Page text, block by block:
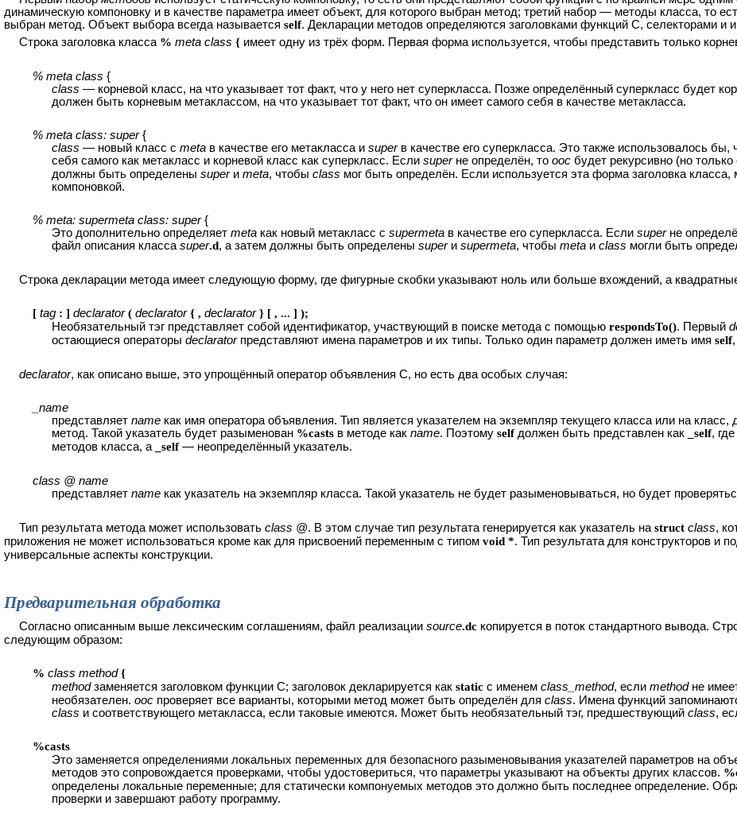
динамическую компоновку и в качестве параметра имеет объект, для которого выбран метод; третий набор — методы класса, то
выбран метод. Объект выбора всегда называется self. Декларации методов определяются заголовками функций C, селекторами и
Строка заголовка класса % meta class { имеет одну из трёх форм. Первая форма используется, чтобы представить только
% meta class {
class — корневой класс, на что указывает тот факт, что у него нет суперкласса. Позже определённый суперкласс будет
должен быть корневым метаклассом, на что указывает тот факт, что он имеет самого себя в качестве метакласса.
% meta class: super{
class — новый класс с meta в качестве его метакласса и superв качестве его суперкласса. Это также использовалось
себя самого как метакласс и корневой класс как суперкласс. Если superне определён, то ooc будет рекурсивно (но
должны быть определены superи meta, чтобы class мог быть определён. Если используется эта форма заголовка
компоновкой.
% meta: supermeta class: super{
Это дополнительно определяет meta как новый метакласс с supermeta в качестве его суперкласса. Если superне
файл описания класса super.d, а затем должны быть определены superи supermeta, чтобы meta и class могли быть
Строка декларации метода имеет следующую форму, где фигурные скобки указывают ноль или больше вхождений, а
[ tag : ] declarator( declarator{ , declarator} [ , ... ] );
Необязательный тэг представляет собой идентификатор, участвующий в поиске метода с помощью respondsTo(). Первый
остающиеся операторы declaratorпредставляют имена параметров и их типы. Только один параметр должен иметь имя self
declarator, как описано выше, это упрощённый оператор объявления C, но есть два особых случая:
_name
представляет name как имя оператора объявления. Тип является указателем на экземпляр текущего класса или на
метод. Такой указатель будет разыменован %casts в методе как name. Поэтому selfдолжен быть представлен как _self, где
методов класса, а
_self— неопределённый указатель.
class @ name
представляет name как указатель на экземпляр класса. Такой указатель не будет разыменовываться, но будет
Тип результата метода может использовать class @. В этом случае тип результата генерируется как указатель на struct class,
приложения не может использоваться кроме как для присвоений переменным с типом void *. Тип результата для конструкторов и
универсальные аспекты конструкции.
Предварительная обработка
Согласно описанным выше лексическим соглашениям, файл реализации source.dc копируется в поток стандартного вывода.
следующим образом:
% class method{
methodзаменяется заголовком функции C; заголовок декларируется как static с именем class_method, если methodне
необязателен. ooc проверяет все варианты, которыми метод может быть определён для class. Имена функций
class и соответствующего метакласса, если таковые имеются. Может быть необязательный тэг, предшествующий class,
%casts
Это заменяется определениями локальных переменных для безопасного разыменовывания указателей параметров на
методов это сопровождается проверками, чтобы удостовериться, что параметры указывают на объекты других классов.
определены локальные переменные; для статически компонуемых методов это должно быть последнее определение.
проверки и завершают работу программу.